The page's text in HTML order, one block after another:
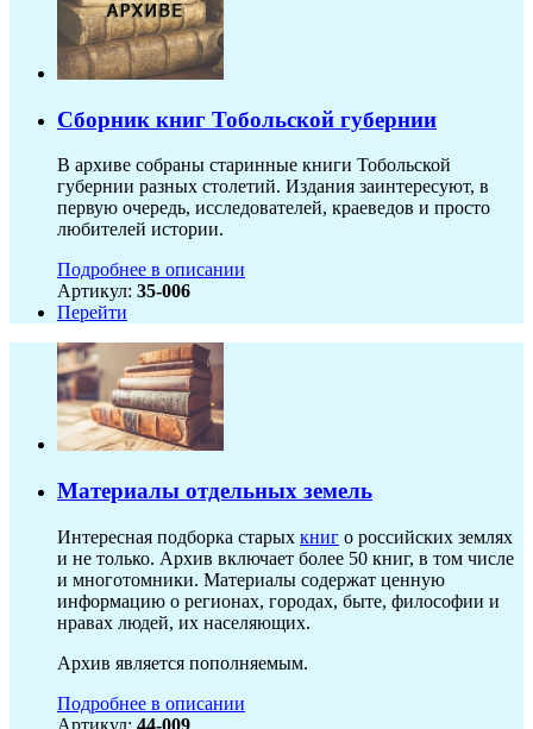
Сборник книг Тобольской губернии
В архиве собраны старинные книги Тобольской
губернии разных столетий. Издания заинтересуют, в
первую очередь, исследователей, краеведов и просто
любителей истории.
Подробнее в описании
Артикул: 35-006
Перейти
Материалы отдельных земель
Интересная подборка старых книг о российских землях
и не только. Архив включает более 50 книг, в том числе
и многотомники. Материалы содержат ценную
информацию о регионах, городах, быте, философии и
нравах людей, их населяющих.
Архив является пополняемым.
Подробнее в описании
Артикул: 44-009